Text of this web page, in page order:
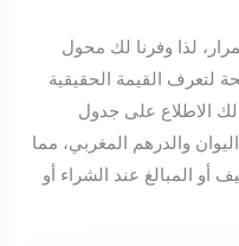
لذا وفرنا لك محول
القيمة الحقيقية
على جدول
والدرهم المغربي، مما
عند الشراء أو